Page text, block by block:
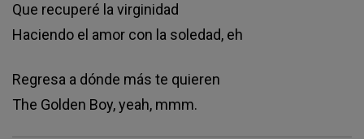
Que recuperé la virginidad
Haciendo el amor con la soledad, eh
Regresa a dónde más te quieren
The Golden Boy, yeah, mmm.